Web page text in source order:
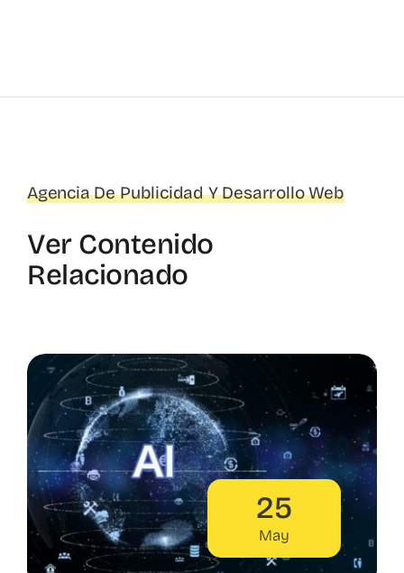
Agencia De Publicidad Y Desarrollo Web
Ver Contenido
Relacionado
25
May